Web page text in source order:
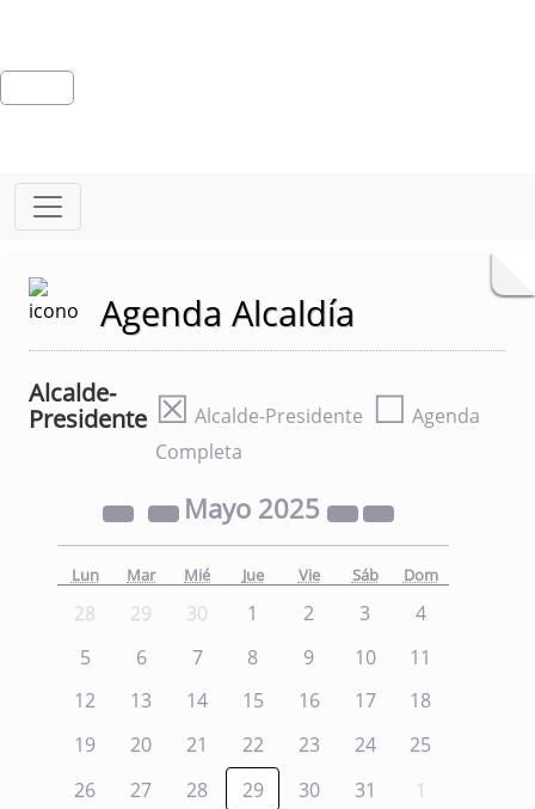
Agenda Alcaldía
Alcalde-
Presidente ☒ Alcalde-Presidente ☐ Agenda
Completa
Mayo 2025
Lun Mar Mié Jue Vie Sáb Dom
28 29 30 1 2 3
4
5
6 7 8 9 10
11
12
13 14 15 16 17
18
19
20 21 22 23 24
25
26
27 28 29 30 31 1